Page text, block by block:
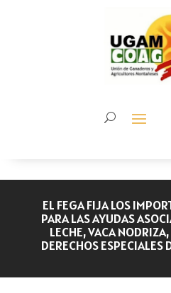
EL FEGA FIJA LOS
PARA LAS AYUDAS
LECHE, VACA
DERECHOS ESPECIALES